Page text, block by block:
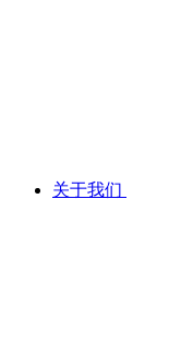
关于我们